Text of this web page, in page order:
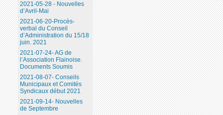
2021-05-28 - Nouvelles
d’Avril-Mai
2021-06-20-Procès-
verbal du Conseil
d’Administration du 15/18
juin. 2021
2021-07-24- AG de
l’Association Flainoise.
Documents Soumis
2021-08-07- Conseils
Municipaux et Comités
Syndicaux début 2021
2021-09-14- Nouvelles
de Septembre